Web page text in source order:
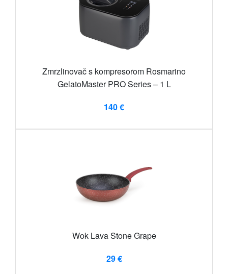
Zmrzlinovač s kompresorom Rosmarino
GelatoMaster PRO Series – 1 L
140 €
Wok Lava Stone Grape
29 €